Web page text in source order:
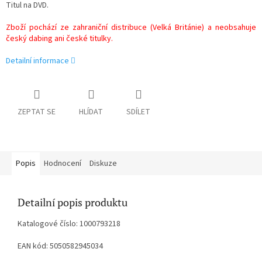
Titul na DVD.
Zboží pochází ze zahraniční distribuce (Velká Británie) a neobsahuje
český dabing ani české titulky.
Detailní informace
ZEPTAT SE HLÍDAT SDÍLET
Popis Hodnocení Diskuze
Detailní popis produktu
Katalogové číslo: 1000793218
EAN kód: 5050582945034